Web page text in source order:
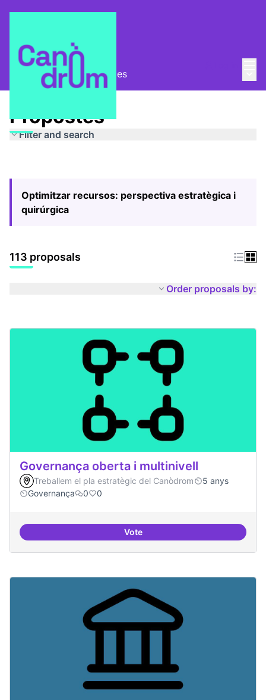
Pla Estratègic Propostes
Propostes
Filter and search
Optimitzar recursos: perspectiva estratègica i
quirúrgica
113 proposals
Order proposals by:
Governança oberta i multinivell
Treballem el pla estratègic del Canòdrom
5 anys
Governança
0 0
VoteGovernança oberta i multinivell